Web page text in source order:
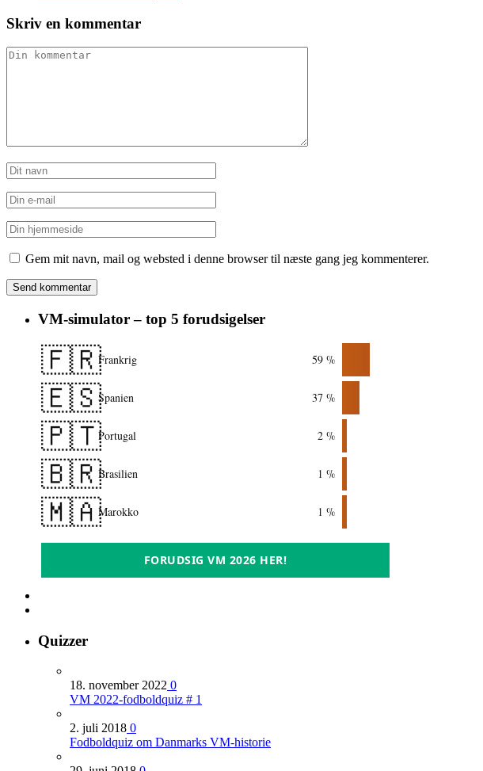
Skriv en kommentar
Gem mit navn, mail og websted i denne browser til næste gang jeg kommenterer.
VM-simulator – top 5 forudsigelser
🇫🇷Frankrig 59 %
🇪🇸Spanien 37 %
🇵🇹Portugal 2 %
🇧🇷Brasilien 1 %
🇲🇦Marokko 1 %
FORUDSIG VM 2026 HER!
Quizzer
18. november 2022 0
VM 2022-fodboldquiz # 1
2. juli 2018 0
Fodboldquiz om Danmarks VM-historie